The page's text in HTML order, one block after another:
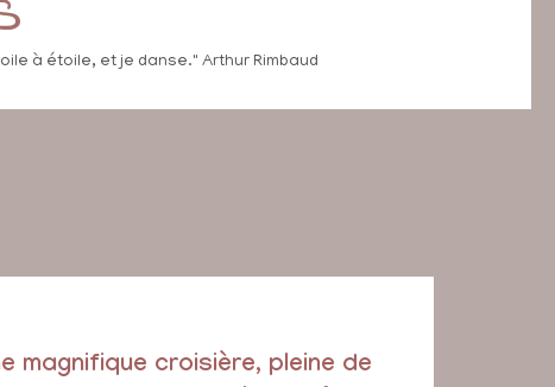
à étoile, et je danse." Arthur Rimbaud
magnifique croisière, pleine de